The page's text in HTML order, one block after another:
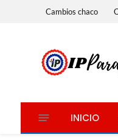
Cambios chaco
INICIO